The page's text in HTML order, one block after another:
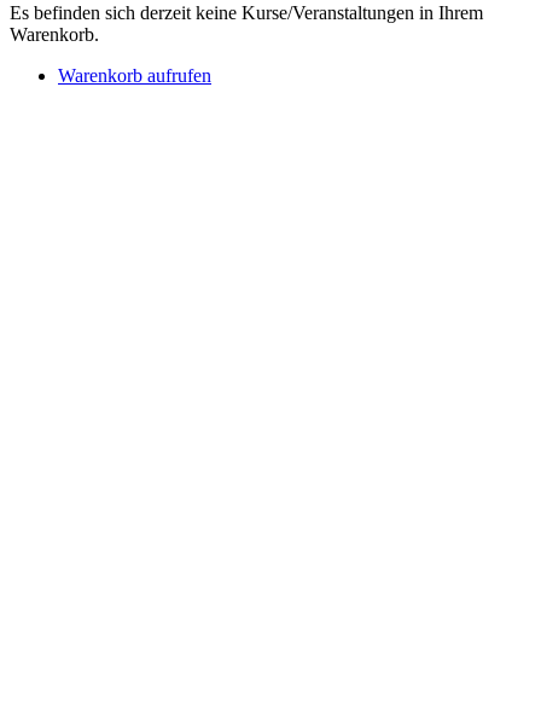
Es befinden sich derzeit keine Kurse/Veranstaltungen in Ihrem
Warenkorb.
Warenkorb aufrufen